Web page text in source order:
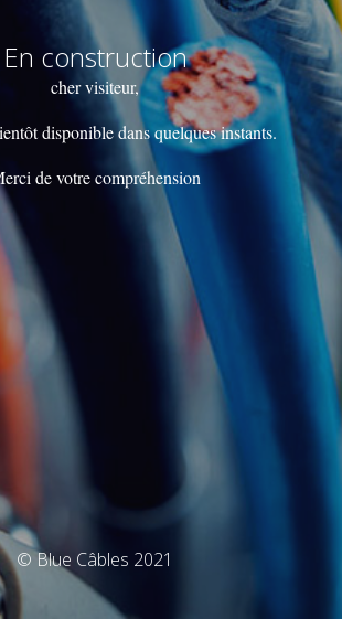
En construction
cher visiteur,
disponible dans quelques instants.
de votre compréhension
© Blue Câbles 2021